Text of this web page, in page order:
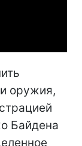
оружия,
Байдена